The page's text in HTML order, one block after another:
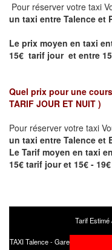
Pour réserver votre taxi
un taxi entre Talence et
Le prix moyen en taxi
15€ tarif jour et entre
Quel prix pour une
TARIF JOUR ET NUIT )
Pour réserver votre taxi
un taxi entre Talence et
Le Tarif moyen en taxi
15€ tarif jour et 15€ -
Tarif Estimé
TAXI Talence - Gare